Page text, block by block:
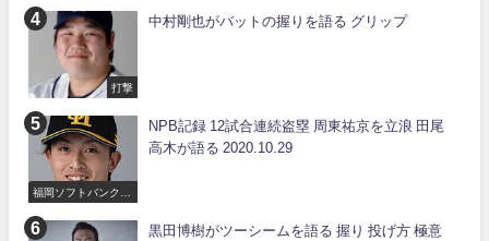
打撃
中村剛也がバットの握りを語る グリップ
福岡ソフトバンクホ
NPB記録 12試合連続盗塁 周東祐京を立浪 田尾
高木が語る 2020.10.29
黒田博樹がツーシームを語る 握り 投げ方 極意